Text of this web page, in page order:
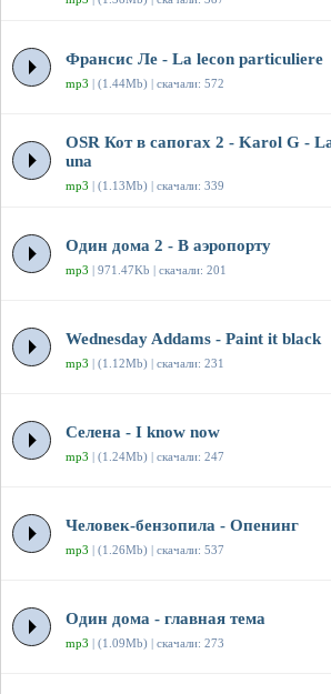
Франсис Ле - La lecon particuliere
mp3 | (1.44Mb) | скачали: 572
OSR Кот в сапогах 2 - Karol G -
una
mp3 | (1.13Mb) | скачали: 339
Один дома 2 - В аэропорту
mp3 | 971.47Kb | скачали: 201
Wednesday Addams - Paint it black
mp3 | (1.12Mb) | скачали: 231
Селена - I know now
mp3 | (1.24Mb) | скачали: 247
Человек-бензопила - Опенинг
mp3 | (1.26Mb) | скачали: 537
Один дома - главная тема
mp3 | (1.09Mb) | скачали: 273